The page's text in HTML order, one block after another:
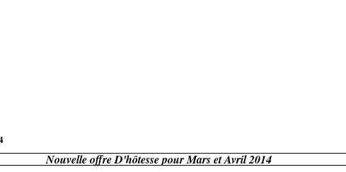
Nouvelle offre D'hôtesse pour Mars et Avril 2014